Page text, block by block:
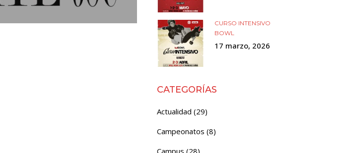
CURSO INTENSIVO
BOWL
17 marzo, 2026
CATEGORÍAS
Actualidad (29)
Campeonatos (8)
Campus (28)